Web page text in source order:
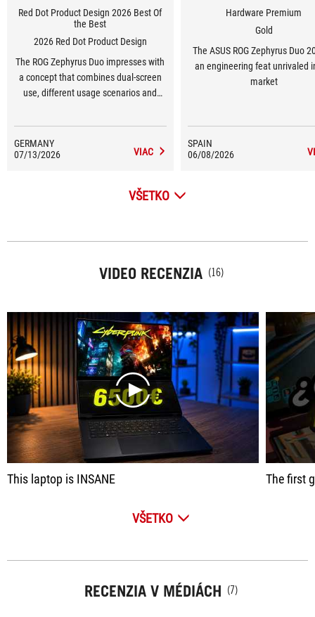
Red Dot Product Design 2026 Best Of
the Best
2026 Red Dot Product Design
The ROG Zephyrus Duo impresses with
a concept that combines dual-screen
use, different usage scenarios and
manner.
GERMANY
07/13/2026
VIAC
Hardware Premium
Gold
The ASUS ROG Zephyrus Duo
an engineering feat unrivaled
market
SPAIN
06/08/2026
VŠETKO
VIDEO RECENZIA (16)
play
This laptop is INSANE The first
VŠETKO
RECENZIA V MÉDIÁCH (7)